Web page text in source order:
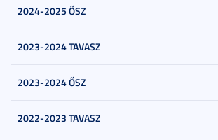
2024-2025 ŐSZ
2023-2024 TAVASZ
2023-2024 ŐSZ
2022-2023 TAVASZ